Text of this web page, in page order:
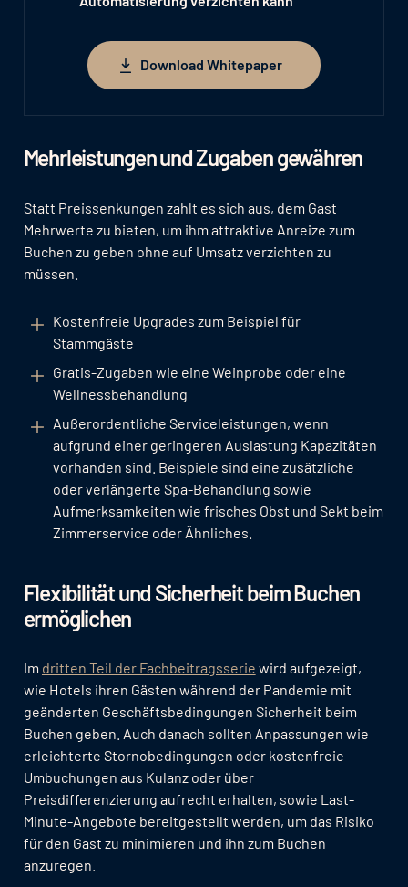
Mehrleistungen und Zugaben gewähren
Statt Preissenkungen zahlt es sich aus, dem Gast
Mehrwerte zu bieten, um ihm attraktive Anreize zum
Buchen zu geben ohne auf Umsatz verzichten zu
müssen.
Kostenfreie Upgrades zum Beispiel für
Stammgäste
Gratis-Zugaben wie eine Weinprobe oder eine
Wellnessbehandlung
Außerordentliche Serviceleistungen, wenn
aufgrund einer geringeren Auslastung Kapazitäten
vorhanden sind. Beispiele sind eine zusätzliche
oder verlängerte Spa-Behandlung sowie
Aufmerksamkeiten wie frisches Obst und Sekt beim
Zimmerservice oder Ähnliches.
Flexibilität und Sicherheit beim Buchen
ermöglichen
Im dritten Teil der Fachbeitragsserie wird aufgezeigt,
wie Hotels ihren Gästen während der Pandemie mit
geänderten Geschäftsbedingungen Sicherheit beim
Buchen geben. Auch danach sollten Anpassungen wie
erleichterte Stornobedingungen oder kostenfreie
Umbuchungen aus Kulanz oder über
Preisdifferenzierung aufrecht erhalten, sowie Last-
Minute-Angebote bereitgestellt werden, um das Risiko
für den Gast zu minimieren und ihn zum Buchen
anzuregen.
Download Whitepaper
Download Whitepaper